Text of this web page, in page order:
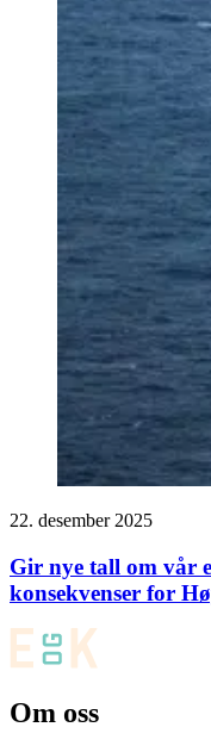
22. desember 2025
Gir nye tall om vår
konsekvenser for
Om oss